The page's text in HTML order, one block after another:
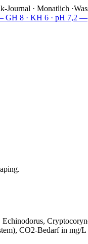
Journal · Monatlich ·
GH 8 · KH 6 · pH 7,2 —
CO2-Bedarf in mg/